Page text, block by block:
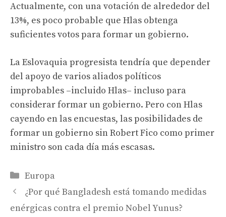
Actualmente, con una votación de alrededor del
13%, es poco probable que Hlas obtenga
suficientes votos para formar un gobierno.
La Eslovaquia progresista tendría que depender
del apoyo de varios aliados políticos
improbables –incluido Hlas– incluso para
considerar formar un gobierno. Pero con Hlas
cayendo en las encuestas, las posibilidades de
formar un gobierno sin Robert Fico como primer
ministro son cada día más escasas.
Categories
Europa
¿Por qué Bangladesh está tomando medidas
enérgicas contra el premio Nobel Yunus?